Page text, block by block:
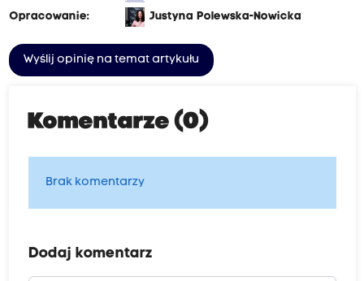
Opracowanie:
Justyna Polewska-Nowicka
Wyślij opinię na temat artykułu
Komentarze (0)
Brak komentarzy
Dodaj komentarz